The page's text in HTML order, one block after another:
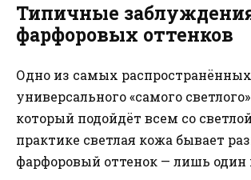
Типичные
фарфоровых оттенков
Одно из самых
универсального «самого
который подойдёт всем со
практике светлая кожа бывает
фарфоровый оттенок — лишь один